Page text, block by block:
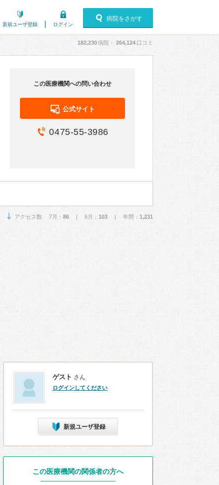
新規ユーザ登録 ログイン
病院をさがす
182,230病院・ 264,124 口コミ
この医療機関への問い合わせ
公式サイト
0475-55-3986
アクセス数 7月： 86 | 6月： 103 | 年間： 1,231
ゲスト さん
ログインしてください
新規ユーザ登録
この医療機関の関係者の方へ